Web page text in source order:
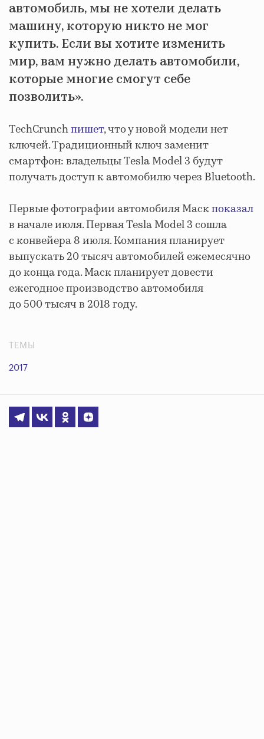
автомобиль, мы не хотели делать
машину, которую никто не мог
купить. Если вы хотите изменить
мир, вам нужно делать автомобили,
которые многие смогут себе
позволить».
TechCrunchпишет, что у новой модели нет
ключей. Традиционный ключ заменит
смартфон: владельцы Tesla Model 3 будут
получать доступ к автомобилю через Bluetooth.
Первые фотографии автомобиля Маскпоказал
в начале июля. Первая Tesla Model 3 сошла
с конвейера 8 июля. Компания планирует
выпускать 20 тысяч автомобилей ежемесячно
до конца года. Маск планирует довести
ежегодное производство автомобиля
до 500 тысяч в 2018 году.
ТЕМЫ
2017